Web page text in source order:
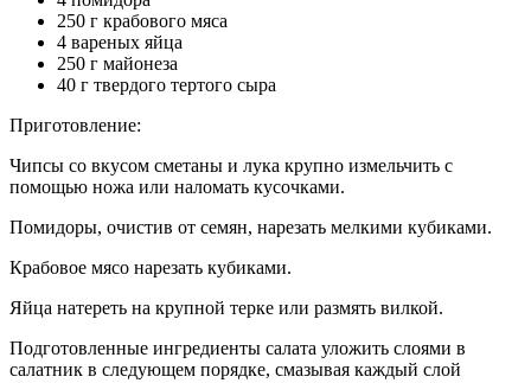
250 г крабового мяса
4 вареных яйца
250 г майонеза
40 г твердого тертого сыра
Приготовление:
Чипсы со вкусом сметаны и лука крупно измельчить с
помощью ножа или наломать кусочками.
Помидоры, очистив от семян, нарезать мелкими кубиками.
Крабовое мясо нарезать кубиками.
Яйца натереть на крупной терке или размять вилкой.
Подготовленные ингредиенты салата уложить слоями в
салатник в следующем порядке, смазывая каждый слой